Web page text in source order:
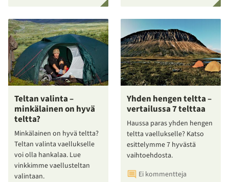
Teltan valinta –
minkälainen on hyvä
teltta?
Minkälainen on hyvä teltta?
Teltan valinta vaellukselle
voi olla hankalaa. Lue
vinkkimme vaellusteltan
valintaan.
Yhden hengen teltta –
vertailussa 7 telttaa
Haussa paras yhden hengen
teltta vaellukselle? Katso
esittelymme 7 hyvästä
vaihtoehdosta.
Ei kommentteja